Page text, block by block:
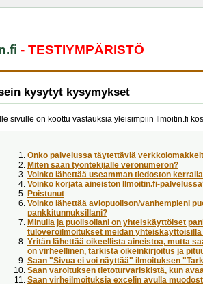
- TESTIYMPÄRISTÖ
kysytyt kysymykset
sivulle on koottu vastauksia yleisimpiin Ilmoitin.fi
Onko palvelussa täytettäviä
Miten saan työntekijälle veronumeron?
Voinko lähettää useamman tiedoston
Voinko korjata aineiston Ilmoitin.fi-
Poistunut
Voinko lähettää aviopuolison/vanhempieni
pankkitunnuksillani?
Minulla ja puolisollani on yhteiskäyttöiset
tuloveroilmoitukset meidän
Yritän lähettää oikeellista aineistoa, mutta
on virheellinen, tarkista oikeinkirjoitus ja
Saan "Sivua ei voi näyttää" ilmoituksen
Saan varoituksen tietoturvariskistä, kun
Saan virheilmoituksia excelin avulla